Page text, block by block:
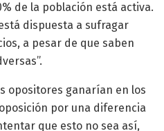
de la población está activa.
dispuesta a sufragar
a pesar de que saben
opositores ganarían en los
por una diferencia
que esto no sea así,